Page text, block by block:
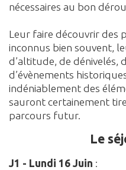
nécessaires au bon
Leur faire découvrir des
inconnus bien souvent,
d’altitude, de dénivelés,
d’évènements
indéniablement des
sauront certainement
parcours futur.
Le
J1 - Lundi 16 Juin :